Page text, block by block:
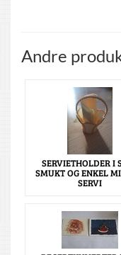
Andre
SERVIETHOLDER I
SMUKT OG ENKEL
SERVI